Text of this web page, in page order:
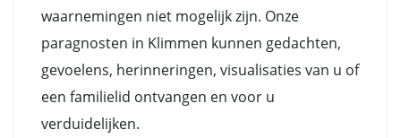
waarnemingen niet mogelijk zijn. Onze
paragnosten in Klimmen kunnen gedachten,
gevoelens, herinneringen, visualisaties van u of
een familielid ontvangen en voor u
verduidelijken.